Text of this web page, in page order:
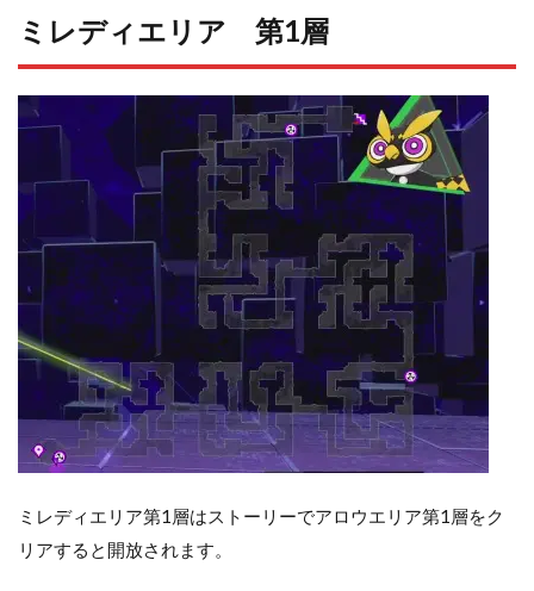
ミレディエリア 第1層
ミレディエリア第1層はストーリーでアロウエリア第1層をク
リアすると開放されます。